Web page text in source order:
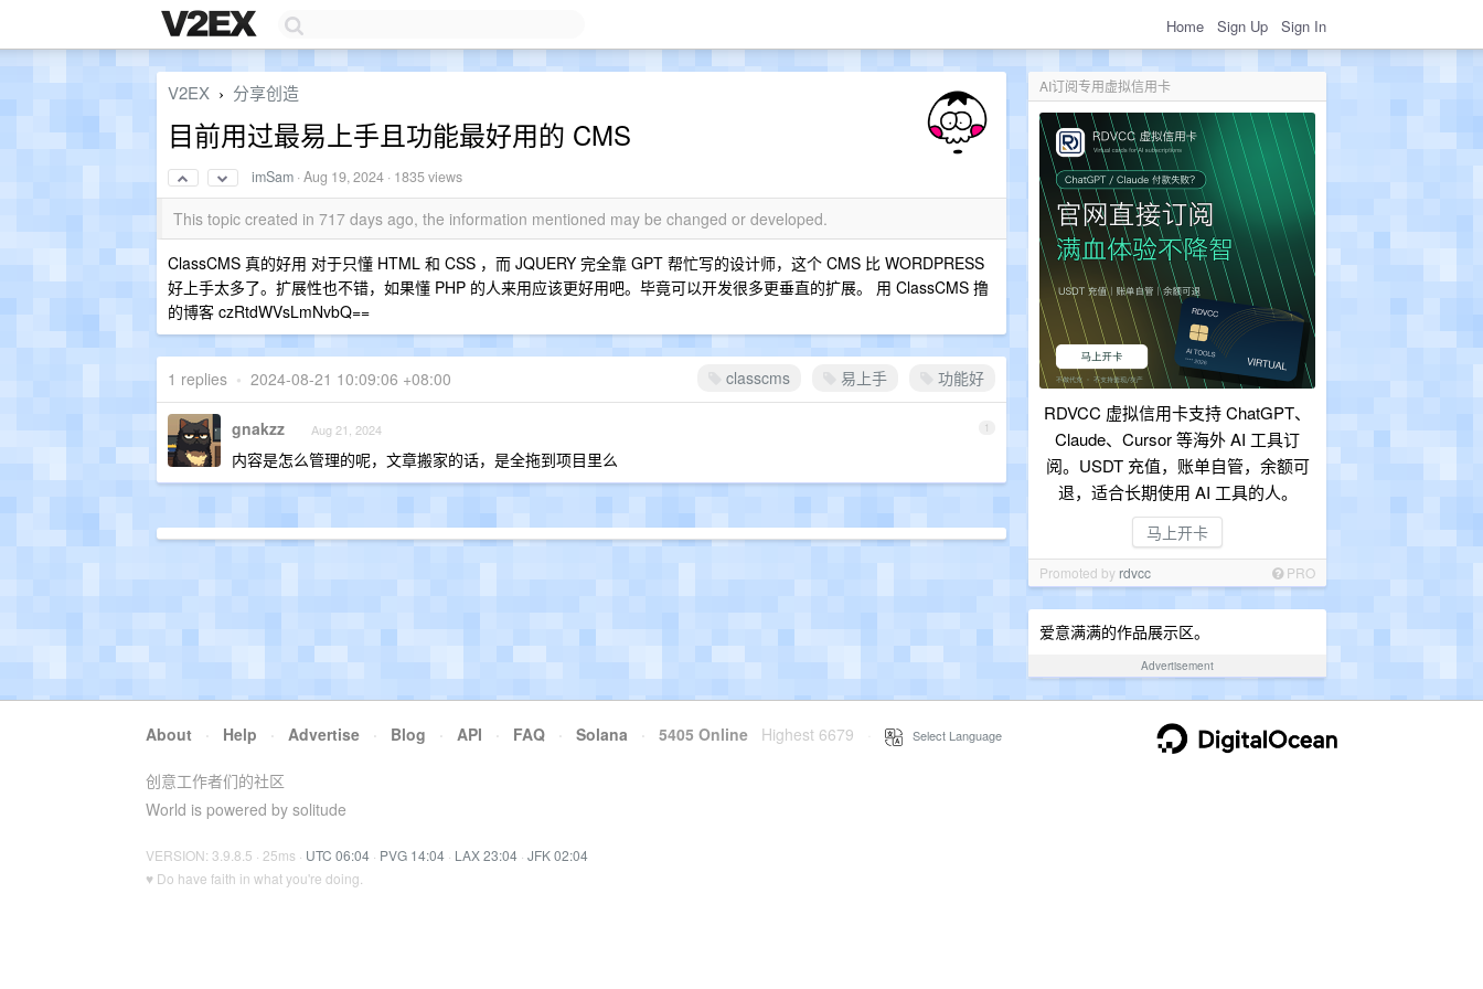
Home Sign Up Sign In
AI订阅专用虚拟信用卡
RDVCC 虚拟信用卡支持 ChatGPT、
Claude、Cursor 等海外 AI 工具订
阅。USDT 充值，账单自管，余额可
退，适合长期使用 AI 工具的人。
马上开卡
Promoted by rdvcc PRO
爱意满满的作品展示区。
Advertisement
V2EX › 分享创造
目前用过最易上手且功能最好用的 CMS
imSam ·Aug 19, 2024 · 1835 views
This topic created in 717 days ago, the information mentioned may be changed or developed.
ClassCMS 真的好用 对于只懂 HTML 和 CSS ，而 JQUERY 完全靠 GPT 帮忙写的设计师，这个 CMS 比 WORDPRESS
好上手太多了。扩展性也不错，如果懂 PHP 的人来用应该更好用吧。毕竟可以开发很多更垂直的扩展。 用 ClassCMS 撸
的博客 czRtdWVsLmNvbQ==
classcms 易上手 功能好
1 replies • 2024-08-21 10:09:06 +08:00
1
gnakzz Aug 21, 2024
内容是怎么管理的呢，文章搬家的话，是全拖到项目里么
About · Help · Advertise · Blog · API · FAQ · Solana · 5405 Online Highest 6679 Select Language
创意工作者们的社区
World is powered by solitude
VERSION: 3.9.8.5 · 25ms · UTC 06:04 · PVG 14:04 · LAX 23:04 · JFK 02:04
♥ Do have faith in what you're doing.